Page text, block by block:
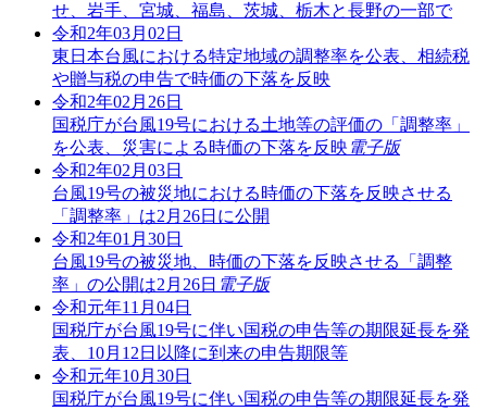
せ、岩手、宮城、福島、茨城、栃木と長野の一部で
令和2年03月02日
東日本台風における特定地域の調整率を公表、相続税
や贈与税の申告で時価の下落を反映
令和2年02月26日
国税庁が台風19号における土地等の評価の「調整率」
を公表、災害による時価の下落を反映 電子版
令和2年02月03日
台風19号の被災地における時価の下落を反映させる
「調整率」は2月26日に公開
令和2年01月30日
台風19号の被災地、時価の下落を反映させる「調整
率」の公開は2月26日 電子版
令和元年11月04日
国税庁が台風19号に伴い国税の申告等の期限延長を発
表、10月12日以降に到来の申告期限等
令和元年10月30日
国税庁が台風19号に伴い国税の申告等の期限延長を発